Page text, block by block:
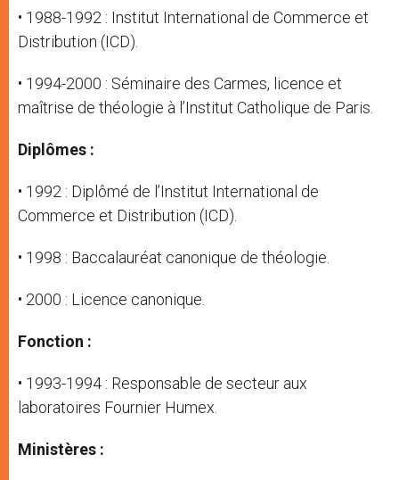
• 1988-1992 : Institut International de Commerce et
Distribution (ICD).
• 1994-2000 : Séminaire des Carmes, licence et
maîtrise de théologie à l’Institut Catholique de Paris.
Diplômes :
• 1992 : Diplômé de l’Institut International de
Commerce et Distribution (ICD).
• 1998 : Baccalauréat canonique de théologie.
• 2000 : Licence canonique.
Fonction :
• 1993-1994 : Responsable de secteur aux
laboratoires Fournier Humex.
Ministères :